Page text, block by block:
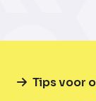
Tips voor